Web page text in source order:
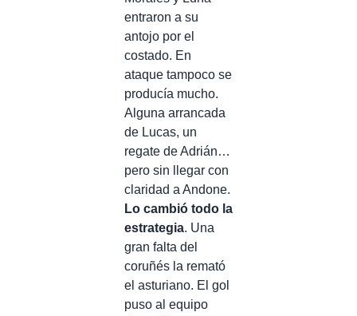
entraron a su
antojo por el
costado. En
ataque tampoco se
producía mucho.
Alguna arrancada
de Lucas, un
regate de Adrián…
pero sin llegar con
claridad a Andone.
Lo cambió todo la
estrategia. Una
gran falta del
coruñés la remató
el asturiano. El gol
puso al equipo